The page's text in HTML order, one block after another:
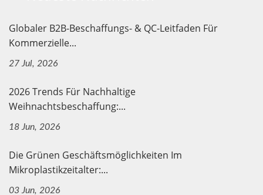
Globaler B2B-Beschaffungs- & QC-Leitfaden Für
Kommerzielle...
27 Jul, 2026
2026 Trends Für Nachhaltige
Weihnachtsbeschaffung:...
18 Jun, 2026
Die Grünen Geschäftsmöglichkeiten Im
Mikroplastikzeitalter:...
03 Jun, 2026